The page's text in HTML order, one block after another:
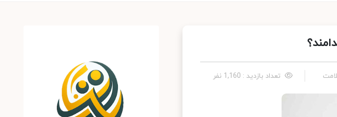
تعداد بازدید : 1,160 نفر